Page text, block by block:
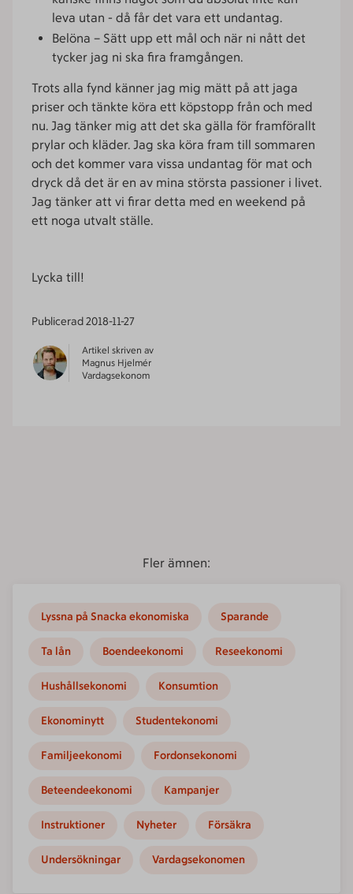
leva utan - då får det vara ett undantag.
Belöna – Sätt upp ett mål och när ni nått det
tycker jag ni ska fira framgången.
Trots alla fynd känner jag mig mätt på att jaga
priser och tänkte köra ett köpstopp från och med
nu. Jag tänker mig att det ska gälla för framförallt
prylar och kläder. Jag ska köra fram till sommaren
och det kommer vara vissa undantag för mat och
dryck då det är en av mina största passioner i livet.
Jag tänker att vi firar detta med en weekend på
ett noga utvalt ställe.
Lycka till!
Publicerad2018-11-27
Artikel skriven av
Magnus Hjelmér
Vardagsekonom
Fler ämnen:
Lyssna på Snacka ekonomiska Sparande
Ta lån Boendeekonomi Reseekonomi
Hushållsekonomi Konsumtion
Ekonominytt Studentekonomi
Familjeekonomi Fordonsekonomi
Beteendeekonomi Kampanjer
Instruktioner Nyheter Försäkra
Undersökningar Vardagsekonomen